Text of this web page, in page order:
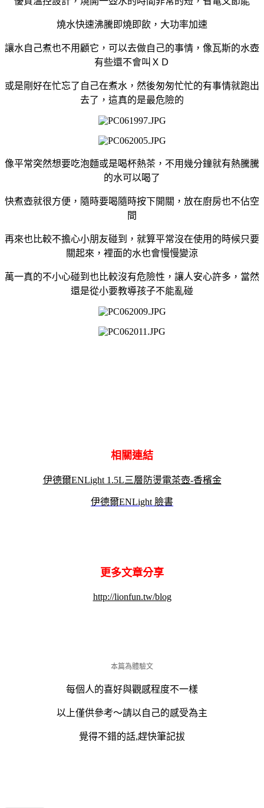
燒水快速沸騰即燒即飲，大功率加速
讓水自己煮也不用顧它，可以去做自己的事情，像瓦斯的水壺
有些還不會叫ＸＤ
或是剛好在忙忘了自己在煮水，然後匆匆忙忙的有事情就跑出
去了，這真的是最危險的
像平常突然想要吃泡麵或是喝杯熱茶，不用幾分鐘就有熱騰騰
的水可以喝了
快煮壺就很方便，隨時要喝隨時按下開關，放在廚房也不佔空
間
再來也比較不擔心小朋友碰到，就算平常沒在使用的時候只要
關起來，裡面的水也會慢慢變涼
萬一真的不小心碰到也比較沒有危險性，讓人安心許多，當然
還是從小要教導孩子不能亂碰
相關連結
伊德爾ENLight 1.5L三層防燙電茶壺-香檳金
伊德爾ENLight 臉書
更多文章分享
http://lionfun.tw/blog
本篇為體驗文
每個人的喜好與觀感程度不一樣
以上僅供參考～請以自己的感受為主
覺得不錯的話,趕快筆記拔